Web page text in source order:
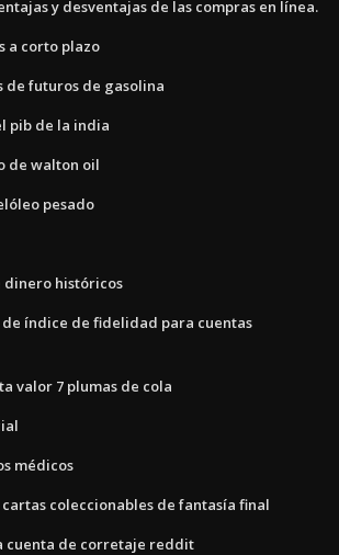
y desventajas de las compras en línea.
a corto plazo
de futuros de gasolina
pib de la india
de walton oil
pesado
dinero históricos
de índice de fidelidad para cuentas
valor 7 plumas de cola
médicos
coleccionables de fantasía final
cuenta de corretaje reddit